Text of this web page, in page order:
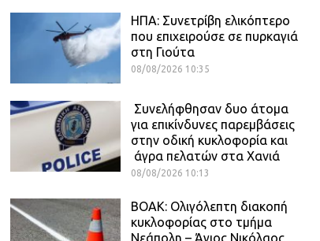
ΗΠΑ: Συνετρίβη ελικόπτερο
που επιχειρούσε σε πυρκαγιά
στη Γιούτα
08/08/2026 10:35
Συνελήφθησαν δυο άτομα
για επικίνδυνες παρεμβάσεις
στην οδική κυκλοφορία και
άγρα πελατών στα Χανιά
08/08/2026 10:13
ΒΟΑΚ: Ολιγόλεπτη διακοπή
κυκλοφορίας στο τμήμα
Νεάπολη – Άγιος Νικόλαος